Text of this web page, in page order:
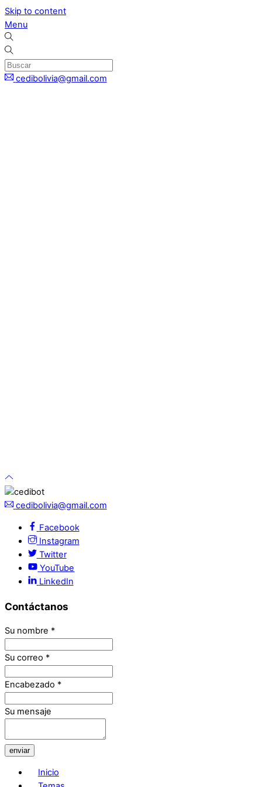
Skip to content
Menu
cedibolivia@gmail.com
cedibolivia@gmail.com
Facebook
Instagram
Twitter
YouTube
LinkedIn
Contáctanos
Su nombre *
Su correo *
Encabezado *
Su mensaje
enviar
Inicio